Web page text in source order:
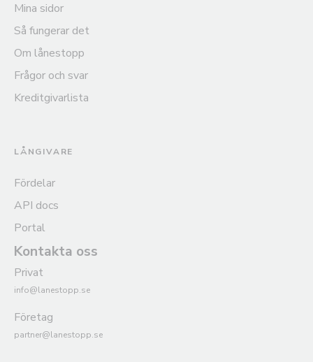
Mina sidor
Så fungerar det
Om lånestopp
Frågor och svar
Kreditgivarlista
LÅNGIVARE
Fördelar
API docs
Portal
Kontakta oss
Privat
info@lanestopp.se
Företag
partner@lanestopp.se